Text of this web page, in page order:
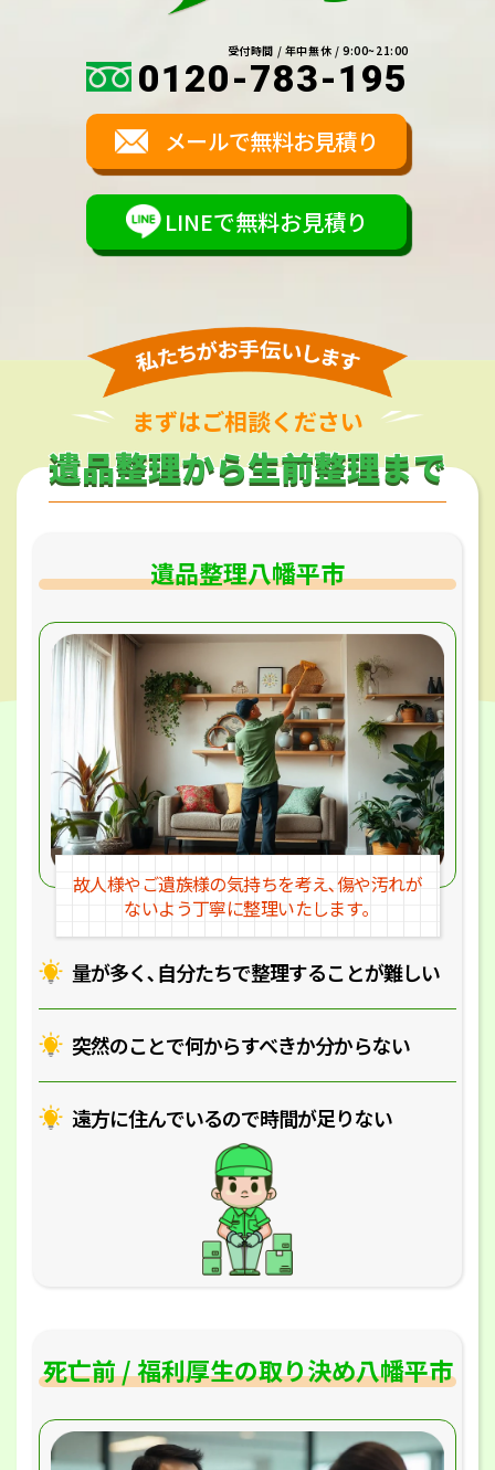
受付時間 / 年中無休 / 9:00~21:00
0120-783-195
メールで無料お見積り
LINEで無料お見積り
まずはご相談ください
遺品整理から生前整理まで
遺品整理から生前整理まで
遺品整理八幡平市
量が多く､自分たちで整理することが難しい
突然のことで何からすべきか分からない
遠方に住んでいるので時間が足りない
故人様やご遺族様の気持ちを考え､傷や汚れが
ないよう丁寧に整理いたします｡
死亡前 / 福利厚生の取り決め八幡平市